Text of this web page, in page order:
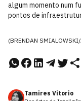
algum momento num
pontos de
(BRENDAN
Tamires Vitorio